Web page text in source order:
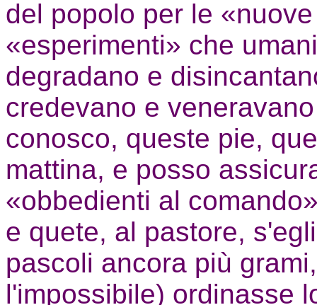
del popolo per le
«esperimenti» che
degradano e
credevano e
conosco, queste pie,
mattina, e posso
«obbedienti al
e quete, al pastore,
pascoli ancora più
l'impossibile) ordinasse